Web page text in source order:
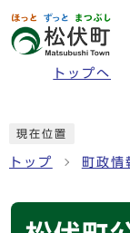
ページの先頭です
トップへ
現在位置
トップ 町政情